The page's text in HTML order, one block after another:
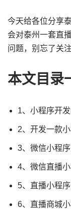
今天给各位分享
会对泰州一套直
问题，别忘了关
本文目录
1、小程序开
2、开发一款
3、微信小程
4、微信直播
5、直播小程序
6、直播商城小